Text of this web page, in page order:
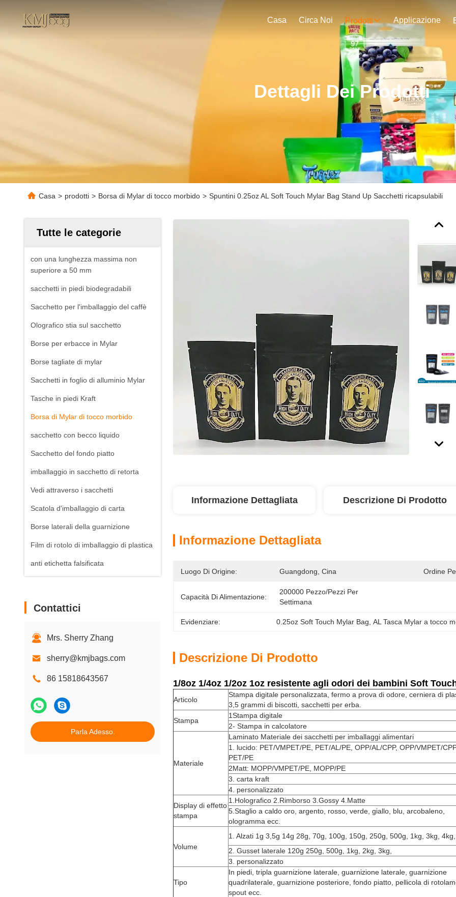
Casa Circa Noi Prodotti Applicazione
Dettagli Dei Prodotti
Casa > prodotti > Borsa di Mylar di tocco morbido > Spuntini 0.25oz AL Soft Touch Mylar Bag Stand Up Sacchetti ricapsulabili
Tutte le categorie
con una lunghezza massima non
superiore a 50 mm
sacchetti in piedi biodegradabili
Sacchetto per l'imballaggio del caffè
Olografico stia sul sacchetto
Borse per erbacce in Mylar
Borse tagliate di mylar
Sacchetti in foglio di alluminio Mylar
Tasche in piedi Kraft
Borsa di Mylar di tocco morbido
sacchetto con becco liquido
Sacchetto del fondo piatto
imballaggio in sacchetto di retorta
Vedi attraverso i sacchetti
Scatola d'imballaggio di carta
Borse laterali della guarnizione
Film di rotolo di imballaggio di plastica
anti etichetta falsificata
Contattici
Mrs. Sherry Zhang
sherry@kmjbags.com
86 15818643567
Parla Adesso.
Informazione Dettagliata Descrizione Di Prodotto
Informazione Dettagliata
Luogo Di Origine: Guangdong, Cina Ordine
Capacità Di Alimentazione:
200000 Pezzo/pezzi Per
Settimana
Evidenziare: 0.25oz Soft Touch Mylar Bag , AL Tasca Mylar a tocco
Descrizione Di Prodotto
1/8oz 1/4oz 1/2oz 1oz resistente agli odori dei bambini Soft
Articolo
Stampa digitale personalizzata, fermo a prova di odore, cerniera di
3,5 grammi di biscotti, sacchetti per erba.
Stampa
1Stampa digitale
2- Stampa in calcolatore
Materiale
Laminato Materiale dei sacchetti per imballaggi alimentari
1. lucido: PET/VMPET/PE, PET/AL/PE, OPP/AL/CPP, OPP/VMPET/
PET/PE
2Matt: MOPP/VMPET/PE, MOPP/PE
3. carta kraft
4. personalizzato
Display di effetto
stampa
1.Holografico 2.Rimborso 3.Gossy 4.Matte
5.Staglio a caldo oro, argento, rosso, verde, giallo, blu, arcobaleno,
ologramma ecc.
Volume
1. Alzati 1g 3,5g 14g 28g, 70g, 100g, 150g, 250g, 500g, 1kg, 3kg,
2. Gusset laterale 120g 250g, 500g, 1kg, 2kg, 3kg,
3. personalizzato
Tipo
In piedi, tripla guarnizione laterale, guarnizione laterale, guarnizione
quadrilaterale, guarnizione posteriore, fondo piatto, pellicola di
spout ecc.